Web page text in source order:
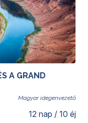
A GRAND
Magyar idegenvezető
12 nap / 10 éj